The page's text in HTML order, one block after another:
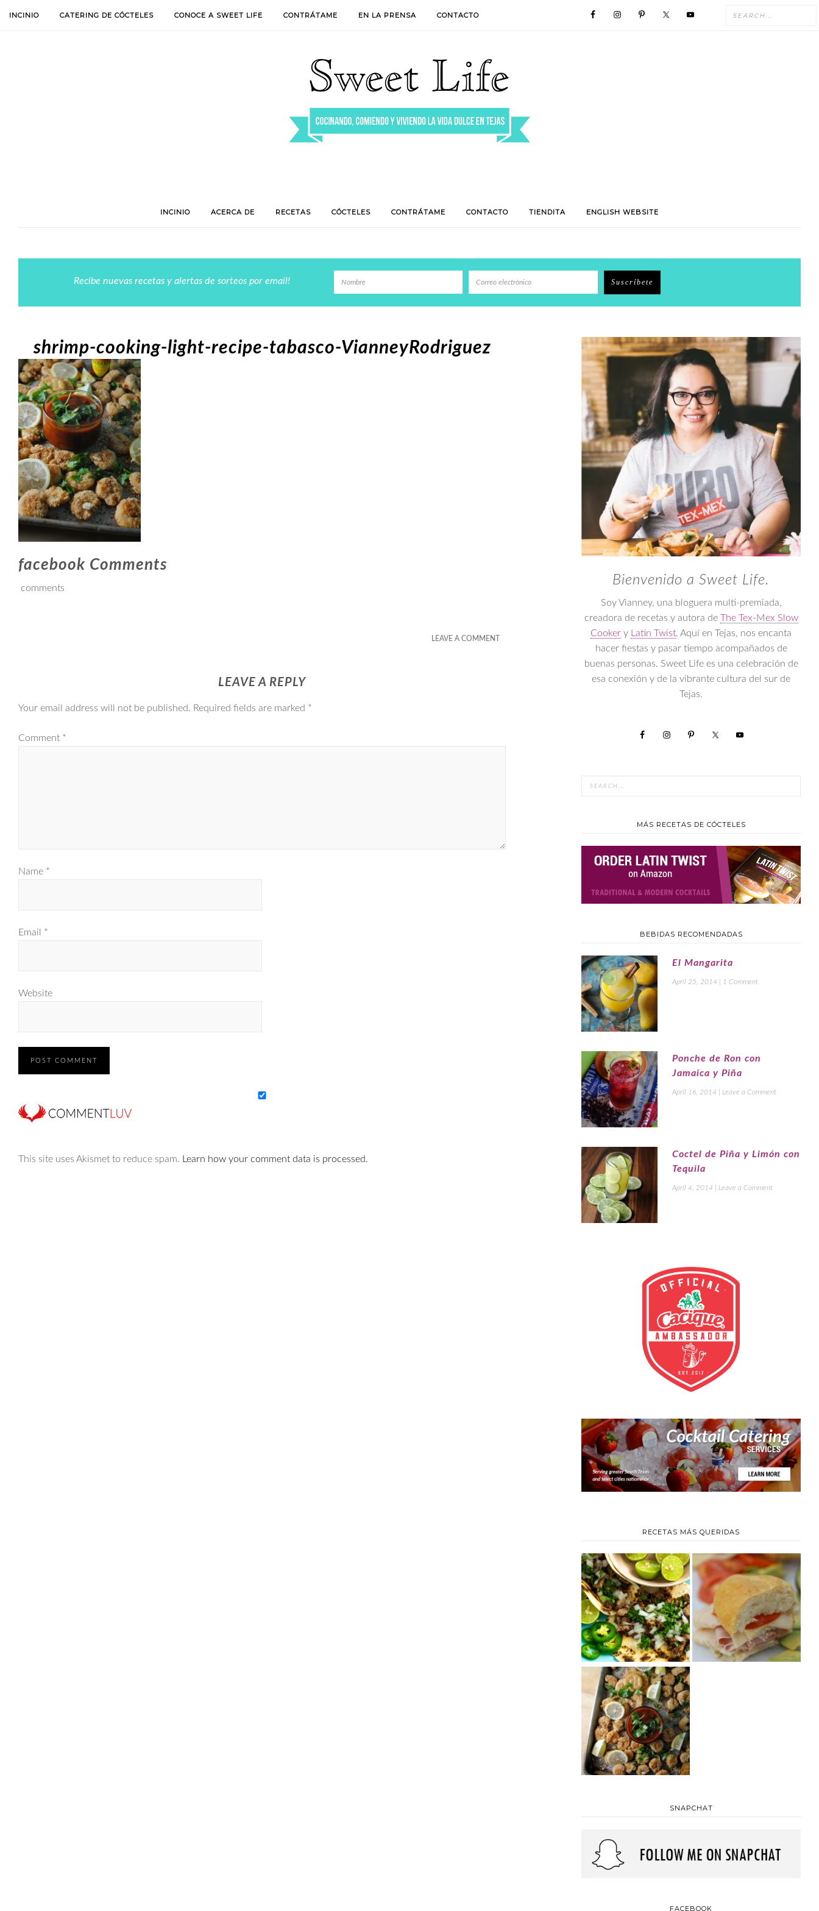
INCINIO CATERING DE CÓCTELES CONOCE A SWEET LIFE CONTRÁTAME EN LA PRENSA CONTACTO
INCINIO ACERCA DE RECETAS CÓCTELES CONTRÁTAME CONTACTO TIENDITA ENGLISH WEBSITE
Recibe nuevas recetas y alertas de sorteos por email!
shrimp-cooking-light-recipe-tabasco-VianneyRodriguez
facebook Comments
comments
LEAVE A COMMENT
LEAVE A REPLY
Your email address will not be published. Required fields are marked *
Comment *
Name *
Email *
Website
This site uses Akismet to reduce spam. Learn how your comment data is processed.
Bienvenido a Sweet Life.
Soy Vianney, una bloguera multi-premiada,
creadora de recetas y autora de The Tex-Mex Slow
Cooker y Latin Twist. Aquí en Tejas, nos encanta
hacer fiestas y pasar tiempo acompañados de
buenas personas. Sweet Life es una celebración de
esa conexión y de la vibrante cultura del sur de
Tejas.
MÁS RECETAS DE CÓCTELES
BEBIDAS RECOMENDADAS
El Mangarita
April 25, 2014 1 Comment
Ponche de Ron con
Jamaica y Piña
April 16, 2014 Leave a Comment
Coctel de Piña y Limón con
Tequila
April 4, 2014 Leave a Comment
RECETAS MÁS QUERIDAS
SNAPCHAT
FACEBOOK